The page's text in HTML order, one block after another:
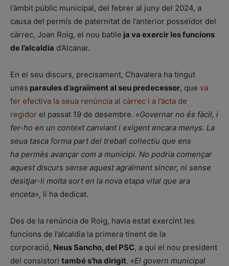
l’àmbit públic municipal, del febrer al juny del 2024, a
causa del permís de paternitat de l’anterior posseïdor del
càrrec, Joan Roig, el nou batlle ja va exercir les funcions
de l’alcaldia d’Alcanar.
En el seu discurs, precisament, Chavalera ha tingut
unes paraules d’agraïment al seu predecessor, que va
fer efectiva la seua renúncia al càrrec i a l’acta de
regidor el passat 19 de desembre. «Governar no és fàcil, i
fer-ho en un context canviant i exigent encara menys. La
seua tasca forma part del treball col·lectiu que ens
ha permès avançar com a municipi. No podria començar
aquest discurs sense aquest agraïment sincer, ni sense
desitjar-li molta sort en la nova etapa vital que ara
enceta», li ha dedicat.
Des de la renúncia de Roig, havia estat exercint les
funcions de l’alcaldia la primera tinent de la
corporació, Neus Sancho, del PSC, a qui el nou president
del consistori també s’ha dirigit. «El govern municipal